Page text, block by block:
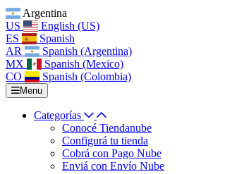
Argentina
US
English (US)
ES
Spanish
AR
Spanish (Argentina)
MX
Spanish (Mexico)
CO
Spanish (Colombia)
Menu
Categorías
Conocé Tiendanube
Configurá tu tienda
Cobrá con Pago Nube
Enviá con Envío Nube